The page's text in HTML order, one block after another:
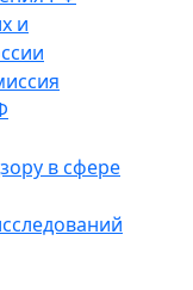
и
в сфере